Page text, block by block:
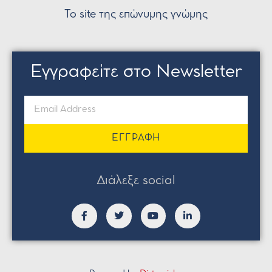
Το site της επώνυμης γνώμης
Εγγραφείτε στο Newsletter
ΕΓΓΡΑΦΗ
Διάλεξε social